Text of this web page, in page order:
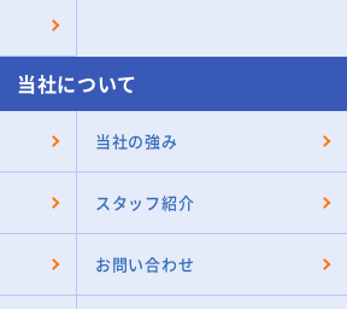
当社について
当社の強み
スタッフ紹介
お問い合わせ